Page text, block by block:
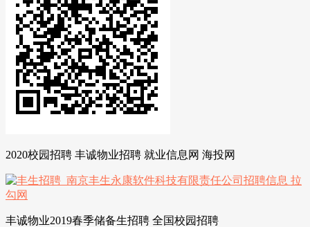
2020校园招聘 丰诚物业招聘 就业信息网 海投网
丰诚物业2019春季储备生招聘 全国校园招聘